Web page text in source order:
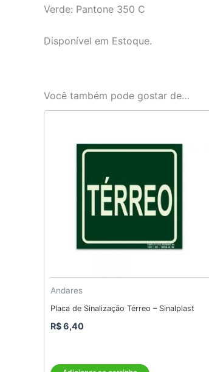
Verde: Pantone 350 C
Disponível em Estoque.
Você também pode gostar de…
Andares
Placa de Sinalização Térreo – Sinalplast
R$6,40